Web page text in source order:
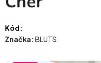
Kód:
Značka: BLUTS.